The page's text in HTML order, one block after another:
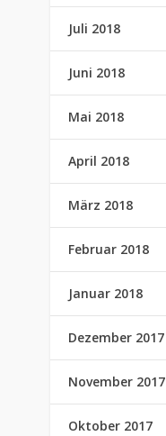
Juli 2018
Juni 2018
Mai 2018
April 2018
März 2018
Februar 2018
Januar 2018
Dezember 2017
November 2017
Oktober 2017